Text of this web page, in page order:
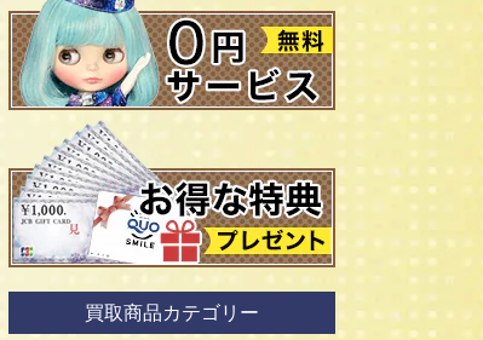
買取商品カテゴリー